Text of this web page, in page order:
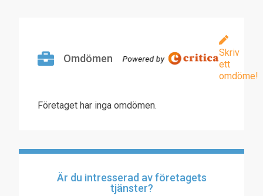
Omdömen
Skriv
ett
omdöme!
Företaget har inga omdömen.
Är du intresserad av företagets
tjänster?